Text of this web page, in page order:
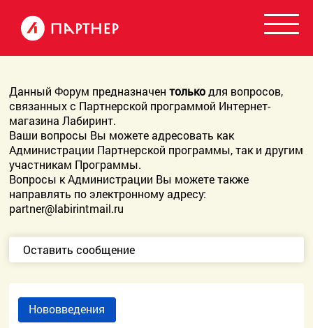
Данный Форум предназначентолькодля вопросов,
связанных с Партнерской программой Интернет-
магазина Лабиринт.
Ваши вопросы Вы можете адресовать как
Администрации Партнерской программы, так и другим
участникам Программы.
Вопросы к Администрации Вы можете также
направлять по электронному адресу:
partner@labirintmail.ru
Оставить сообщение
Нововведения